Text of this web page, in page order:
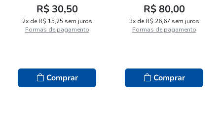
R$ 30,50
2x de R$ 15,25 sem juros
Formas de pagamento
Comprar
R$ 80,00
3x de R$ 26,67 sem juros
Formas de pagamento
Comprar